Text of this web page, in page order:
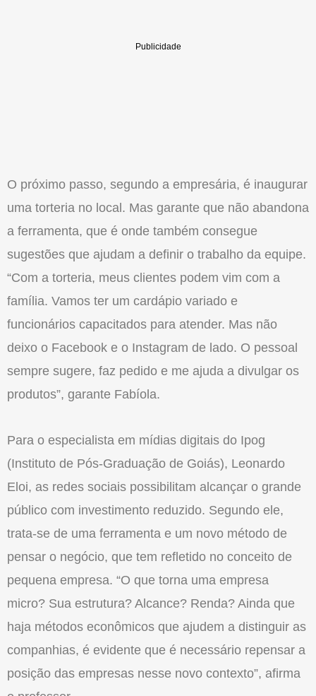
O próximo passo, segundo a empresária, é inaugurar
uma torteria no local. Mas garante que não abandona
a ferramenta, que é onde também consegue
sugestões que ajudam a definir o trabalho da equipe.
“Com a torteria, meus clientes podem vim com a
família. Vamos ter um cardápio variado e
funcionários capacitados para atender. Mas não
deixo o Facebook e o Instagram de lado. O pessoal
sempre sugere, faz pedido e me ajuda a divulgar os
produtos”, garante Fabíola.
Para o especialista em mídias digitais do Ipog
(Instituto de Pós-Graduação de Goiás), Leonardo
Eloi, as redes sociais possibilitam alcançar o grande
público com investimento reduzido. Segundo ele,
trata-se de uma ferramenta e um novo método de
pensar o negócio, que tem refletido no conceito de
pequena empresa. “O que torna uma empresa
micro? Sua estrutura? Alcance? Renda? Ainda que
haja métodos econômicos que ajudem a distinguir as
companhias, é evidente que é necessário repensar a
posição das empresas nesse novo contexto”, afirma